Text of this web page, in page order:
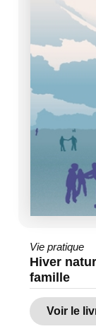
Vie pratique
Hiver
famille
Voir le